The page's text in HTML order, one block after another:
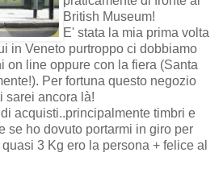
British Museum!
E' stata la mia prima volta
in Veneto purtroppo ci dobbiamo
on line oppure con la fiera (Santa
Per fortuna questo negozio
sarei ancora là!
acquisti..principalmente timbri e
se ho dovuto portarmi in giro per
3 Kg ero la persona + felice al